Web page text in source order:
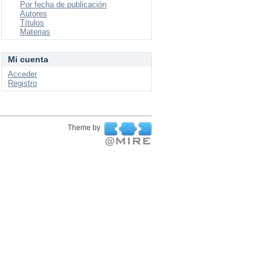
Por fecha de publicación
Autores
Títulos
Materias
Mi cuenta
Acceder
Registro
Theme by